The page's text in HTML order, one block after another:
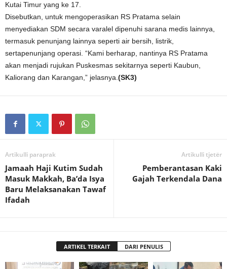
Kutai Timur yang ke 17.
Disebutkan, untuk mengoperasikan RS Pratama selain
menyediakan SDM secara varalel dipenuhi sarana medis lainnya,
termasuk penunjang lainnya seperti air bersih, listrik,
sertapenunjang operasi. “Kami berharap, nantinya RS Pratama
akan menjadi rujukan Puskesmas sekitarnya seperti Kaubun,
Kaliorang dan Karangan,” jelasnya. (SK3)
Artikulli paraprak
Jamaah Haji Kutim Sudah
Masuk Makkah, Ba’da Isya
Baru Melaksanakan Tawaf
Ifadah
Artikulli tjetër
Pemberantasan Kaki
Gajah Terkendala Dana
ARTIKEL TERKAIT DARI PENULIS